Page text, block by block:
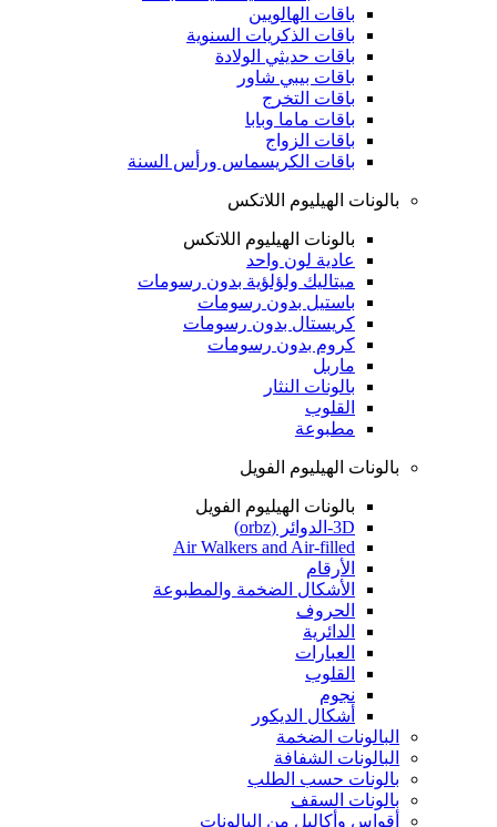
باقات الهالويين
باقات الذكريات السنوية
باقات حديثي الولادة
باقات بيبي شاور
باقات التخرج
باقات ماما وبابا
باقات الزواج
باقات الكريسماس ورأس السنة
بالونات الهيليوم اللاتكس
بالونات الهيليوم اللاتكس
عادية لون واحد
ميتاليك ولؤلؤية بدون رسومات
باستيل بدون رسومات
كريستال بدون رسومات
كروم بدون رسومات
ماربل
بالونات النثار
القلوب
مطبوعة
بالونات الهيليوم الفويل
بالونات الهيليوم الفويل
3D-الدوائر (orbz)
Air Walkers and Air-filled
الأرقام
الأشكال الضخمة والمطبوعة
الحروف
الدائرية
العبارات
القلوب
نجوم
أشكال الديكور
البالونات الضخمة
البالونات الشفافة
بالونات حسب الطلب
بالونات السقف
أقواس وأكاليل من البالونات